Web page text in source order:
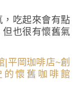
吃起來會有點
也很有懷舊氣